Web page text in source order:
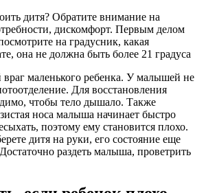
дитя? Обратите внимание на
дискомфорт. Первым делом
на градусник, какая
она не должна быть более 21 градуса
враг маленького ребенка. У малышей не
Для восстановления
чтобы тело дышало. Также
носа малыша начинает быстро
поэтому ему становится плохо.
дитя на руки, его состояние еще
раздеть малыша, проветрить